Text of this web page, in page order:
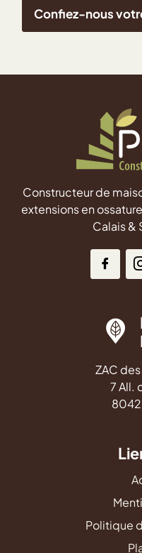
Confiez-nous
Constructeur de
extensions en
Calais &
ZAC
7 All.
Politique